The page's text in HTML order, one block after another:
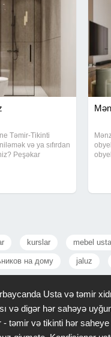
Təmir-Tikinti
və ya sıfırdan
Peşəkar
kurslar mebel
на дому jaluz
Usta və təmir
və digər hər sahəyə
- təmir və tikinti hər